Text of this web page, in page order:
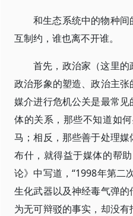
和生态系统中的物种
互制约，谁也离不开谁。
首先，政治家（这里
政治形象的塑造、政治主
媒介进行危机公关是最常
体的关系，那些不知道如
马；相反，那些善于处理
布什，就得益于媒体的帮
论》中写道，“1998年第二
生化武器以及神经毒气弹
为无可辩驳的事实，却没